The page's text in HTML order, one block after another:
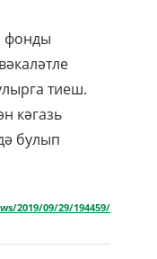
фонды
тиеш.
кәгазь
булып
2019/09/29/194459/